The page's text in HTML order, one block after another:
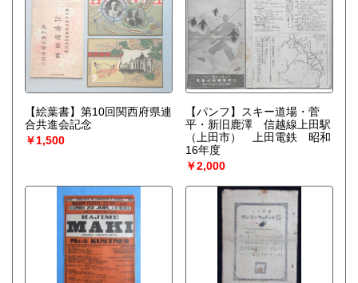
【絵葉書】第10回関西府県連
合共進会記念
￥1,500
【パンフ】スキー道場・菅
平・新旧鹿澤 信越線上田駅
（上田市） 上田電鉄 昭和
16年度
￥2,000